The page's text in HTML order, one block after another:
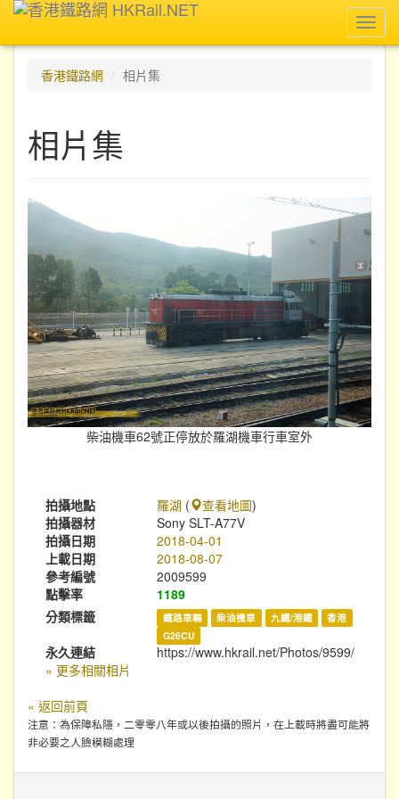
香港鐵路網
相片集
相片集
柴油機車62號正停放於羅湖機車行車室外
拍攝地點 羅湖 ( 查看地圖)
拍攝器材
Sony SLT-A77V
拍攝日期
2018-04-01
上載日期
2018-08-07
參考編號
2009599
點擊率
1189
分類標籤
鐵路車輛 柴油機車 九鐵/港鐵
香港
G26CU
永久連結
https://www.hkrail.net/Photos/9599/
» 更多相關相片
« 返回前頁
注意：為保障私隱，二零零八年或以後拍攝的照片，在上載時將盡可能將
非必要之人臉模糊處理